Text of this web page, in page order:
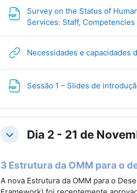
Survey on the Status of
Services: Staff,
Necessidades e capacidades
Sessão 1 – Slides de
СвернутьDia 2 - 21 de
3 Estrutura da OMM para o
A nova Estrutura da OMM para o